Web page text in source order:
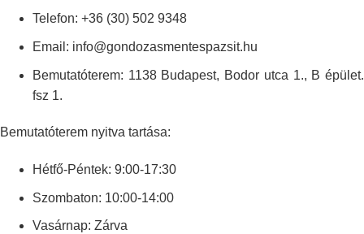
Telefon: +36 (30) 502 9348
Email: info@gondozasmentespazsit.hu
Bemutatóterem: 1138 Budapest, Bodor utca 1., B épület.
fsz 1.
Bemutatóterem nyitva tartása:
Hétfő-Péntek: 9:00-17:30
Szombaton: 10:00-14:00
Vasárnap: Zárva